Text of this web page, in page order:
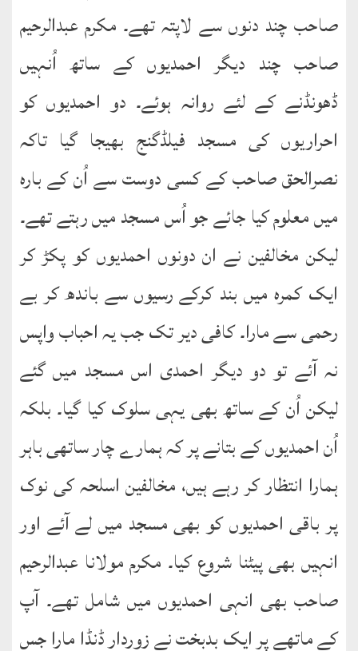
صاحب چند دنوں سے لاپتہ تھے۔ مکرم عبدالرحیم
صاحب چند دیگر احمدیوں کے ساتھ اُنہیں
ڈھونڈنے کے لئے روانہ ہوئے۔ دو احمدیوں کو
احراریوں کی مسجد فیلڈگنج بھیجا گیا تاکہ
نصرالحق صاحب کے کسی دوست سے اُن کے بارہ
میں معلوم کیا جائے جو اُس مسجد میں رہتے تھے۔
لیکن مخالفین نے ان دونوں احمدیوں کو پکڑ کر
ایک کمرہ میں بند کرکے رسیوں سے باندھ کر بے
رحمی سے مارا۔ کافی دیر تک جب یہ احباب واپس
نہ آئے تو دو دیگر احمدی اس مسجد میں گئے
لیکن اُن کے ساتھ بھی یہی سلوک کیا گیا۔ بلکہ
اُن احمدیوں کے بتانے پر کہ ہمارے چار ساتھی باہر
ہمارا انتظار کر رہے ہیں، مخالفین اسلحہ کی نوک
پر باقی احمدیوں کو بھی مسجد میں لے آئے اور
انہیں بھی پیٹنا شروع کیا۔ مکرم مولانا عبدالرحیم
صاحب بھی انہی احمدیوں میں شامل تھے۔ آپ
کے ماتھے پر ایک بدبخت نے زوردار ڈنڈا مارا جس